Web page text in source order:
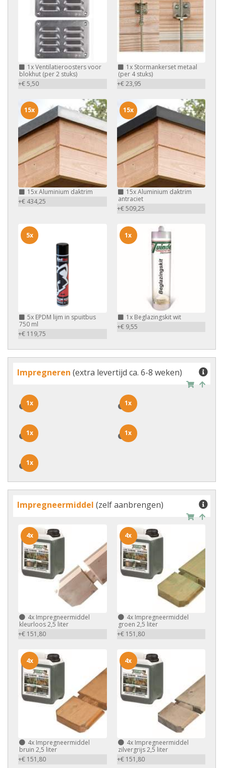
1xVentilatieroosters voor
blokhut (per 2 stuks)
+€ 5,50
1xStormankerset metaal
(per 4 stuks)
+€ 23,95
15xAluminium daktrim
+€ 434,25
15x
15xAluminium daktrim
antraciet
+€ 509,25
15x
5x EPDM lijm in spuitbus
750 ml
+€ 119,75
5x
1xBeglazingskit wit
+€ 9,55
1x
Impregneren (extra levertijd ca. 6-8 weken)
1x
1x 1x
1x
1x
1x 1x
1x
1x
1x
Impregneermiddel (zelf aanbrengen)
4x Impregneermiddel
kleurloos 2,5 liter
+€ 151,80
4x
4xImpregneermiddel
groen 2,5 liter
+€ 151,80
4x
4x Impregneermiddel
bruin 2,5 liter
+€ 151,80
4x
4xImpregneermiddel
zilvergrijs 2,5 liter
+€ 151,80
4x